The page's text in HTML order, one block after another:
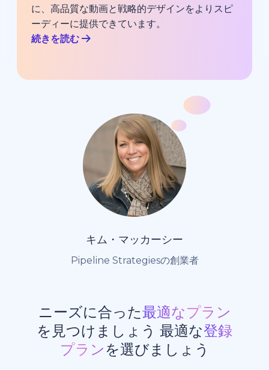
に、高品質な動画と戦略的デザインをよりスピ
ーディーに提供できています。
続きを読む
キム・マッカーシー
Pipeline Strategiesの創業者
ニーズに合った最適なプラン
を見つけましょう 最適な登録
プランを選びましょう